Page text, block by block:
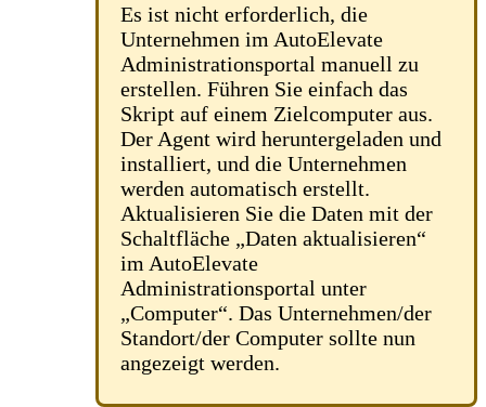
Es ist nicht erforderlich, die
Unternehmen im AutoElevate
Administrationsportal manuell zu
erstellen. Führen Sie einfach das
Skript auf einem Zielcomputer aus.
Der Agent wird heruntergeladen und
installiert, und die Unternehmen
werden automatisch erstellt.
Aktualisieren Sie die Daten mit der
Schaltfläche „Daten aktualisieren“
im AutoElevate
Administrationsportal unter
„Computer“. Das Unternehmen/der
Standort/der Computer sollte nun
angezeigt werden.